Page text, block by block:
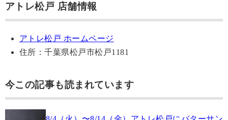
アトレ松戸 店舗情報
アトレ松戸 ホームページ
住所：千葉県松戸市松戸1181
今この記事も読まれています